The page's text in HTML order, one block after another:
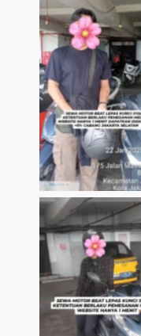
TNo Caption
TNo Caption